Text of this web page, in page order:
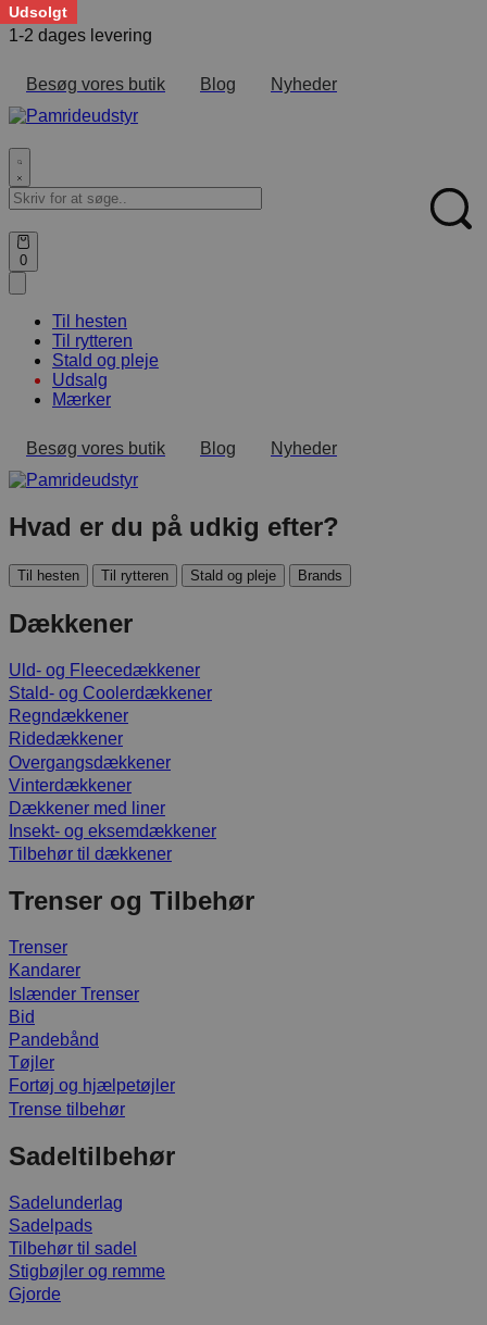
Skip
to
1-2 dages levering
Besøg vores butik Blog Nyheder
Search
for:
0Open
cart
Til hesten
Til rytteren
Stald og pleje
Udsalg
Mærker
Besøg vores butik Blog Nyheder
Hvad er du på udkig efter?
Til hesten Til rytteren Stald og pleje Brands
Dækkener
Uld- og Fleecedækkener
Stald- og Coolerdækkener
Regndækkener
Ridedækkener
Overgangsdækkener
Vinterdækkener
Dækkener med liner
Insekt- og eksemdækkener
Tilbehør til dækkener
Trenser og Tilbehør
Trenser
Kandarer
Islænder Trenser
Bid
Pandebånd
Tøjler
Fortøj og hjælpetøjler
Trense tilbehør
Sadeltilbehør
Sadelunderlag
Sadelpads
Tilbehør til sadel
Stigbøjler og remme
Gjorde
Udsolgt